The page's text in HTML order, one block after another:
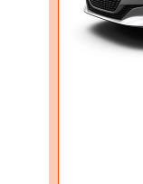
tu ritmo y
el alquiler
desea,